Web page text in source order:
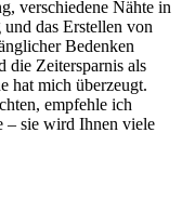
verschiedene Nähte in
das Erstellen von
Bedenken
die Zeitersparnis als
hat mich überzeugt.
empfehle ich
– sie wird Ihnen viele